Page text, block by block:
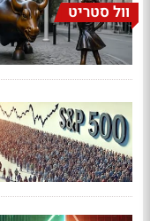
וול סטריט